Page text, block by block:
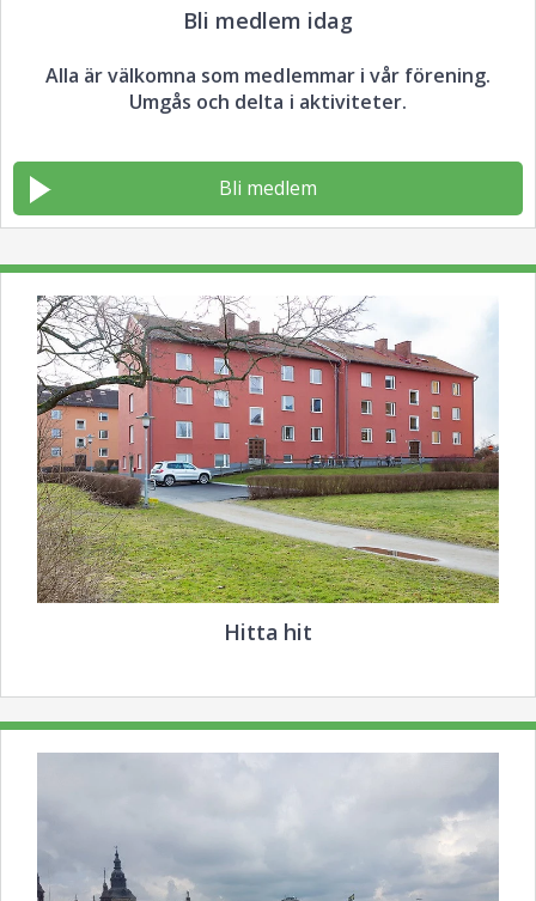
Bli medlem idag
Alla är välkomna som medlemmar i vår förening.
Umgås och delta i aktiviteter.
Bli medlem
Hitta hit